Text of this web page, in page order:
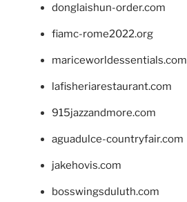
donglaishun-order.com
fiamc-rome2022.org
mariceworldessentials.com
lafisheriarestaurant.com
915jazzandmore.com
aguadulce-countryfair.com
jakehovis.com
bosswingsduluth.com